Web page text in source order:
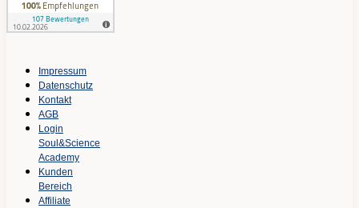
Impressum
Datenschutz
Kontakt
AGB
Login
Soul&Science
Academy
Kunden
Bereich
Affiliate